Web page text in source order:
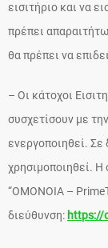
εισιτήριο και να
πρέπει
θα πρέπει να
– Οι κάτοχοι
συσχετίσουν με
ενεργοποιηθεί.
χρησιμοποιηθεί. Η
“ΟΜΟΝΟΙΑ –
διεύθυνση: https://